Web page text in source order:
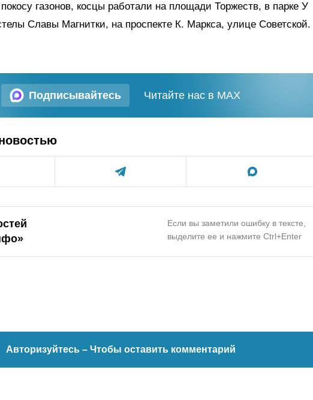
газонов, косцы работали на площади Торжеств, в парке У
Славы Магнитки, на проспекте К. Маркса, улице Советской.
Подписывайтесь Читайте нас в MAX
Если вы заметили ошибку в тексте,
выделите ее и нажмите Ctrl+Enter
Авторизуйтесь – Чтобы оставить комментарий